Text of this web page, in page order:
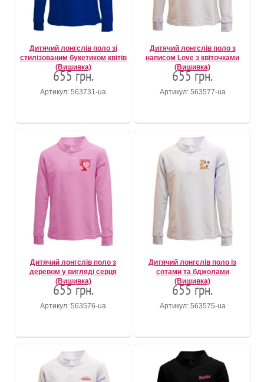
Дитячий лонгслів поло зі
стилізованим букетиком квітів
(Вишивка)
655 грн.
Артикул: 563731-ua
Дитячий лонгслів поло з
написом Love з квіточками
(Вишивка)
655 грн.
Артикул: 563577-ua
Дитячий лонгслів поло з
деревом у вигляді серця
(Вишивка)
655 грн.
Артикул: 563576-ua
Дитячий лонгслів поло із
сотами та бджолами
(Вишивка)
655 грн.
Артикул: 563575-ua